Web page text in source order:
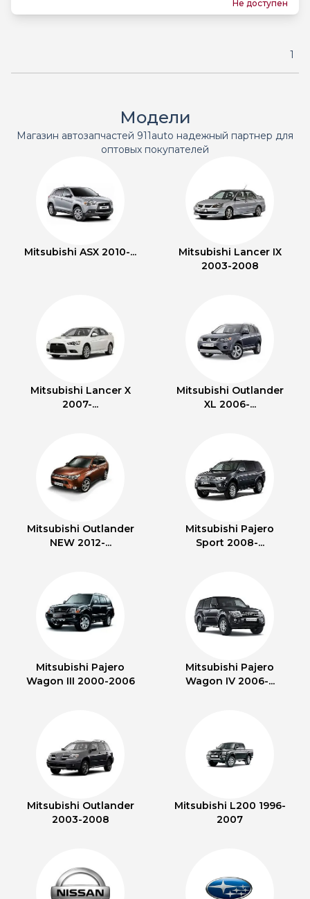
Не доступен
1
Модели
Магазин автозапчастей 911auto надежный партнер для
оптовых покупателей
Mitsubishi ASX 2010-...
Mitsubishi Lancer IX
2003-2008
Mitsubishi Lancer X
2007-...
Mitsubishi Outlander
XL 2006-...
Mitsubishi Outlander
NEW 2012-...
Mitsubishi Pajero
Sport 2008-...
Mitsubishi Pajero
Wagon III 2000-2006
Mitsubishi Pajero
Wagon IV 2006-...
Mitsubishi Outlander
2003-2008
Mitsubishi L200 1996-
2007